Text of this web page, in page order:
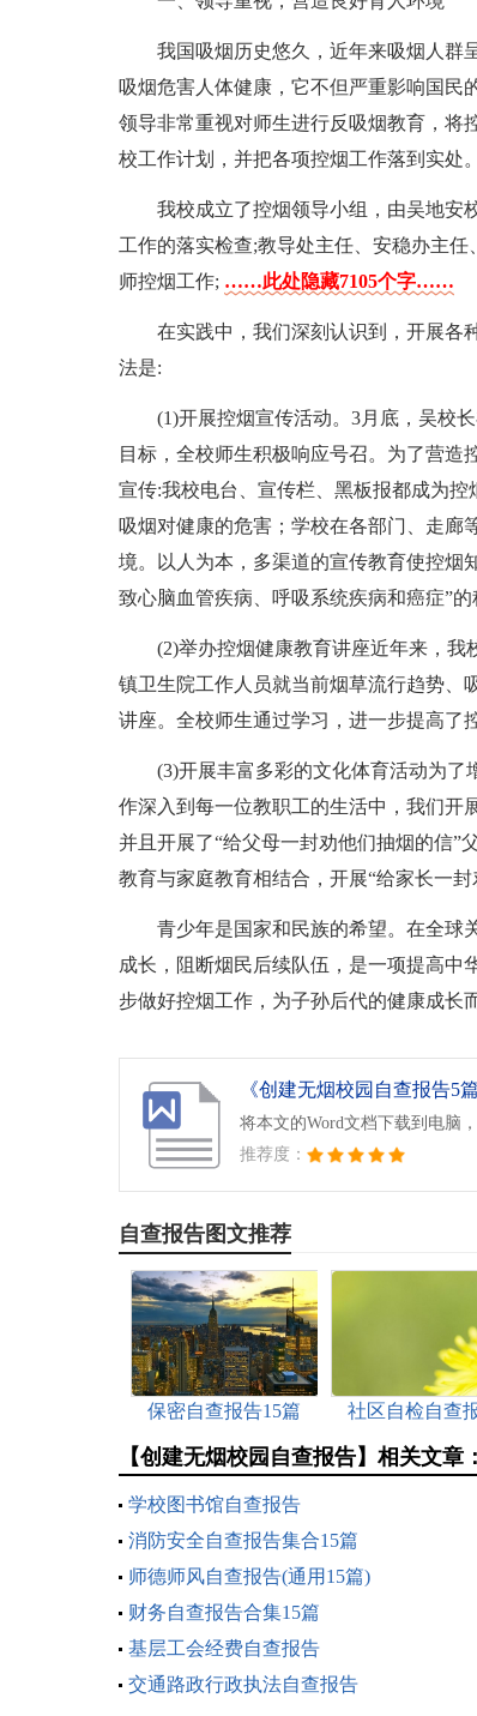
我国吸烟历史悠久，近年来吸烟人群
吸烟危害人体健康，它不但严重影响国民
领导非常重视对师生进行反吸烟教育，将
校工作计划，并把各项控烟工作落到实处。
我校成立了控烟领导小组，由吴地安
工作的落实检查;教导处主任、安稳办主
师控烟工作; ……此处隐藏7105个字……
在实践中，我们深刻认识到，开展各
法是:
(1)开展控烟宣传活动。3月底，吴校
目标，全校师生积极响应号召。为了营
宣传:我校电台、宣传栏、黑板报都成为
吸烟对健康的危害；学校在各部门、走廊
境。以人为本，多渠道的宣传教育使控烟
致心脑血管疾病、呼吸系统疾病和癌症”
(2)举办控烟健康教育讲座近年来，
镇卫生院工作人员就当前烟草流行趋势、
讲座。全校师生通过学习，进一步提高了
(3)开展丰富多彩的文化体育活动为
作深入到每一位教职工的生活中，我们开
并且开展了“给父母一封劝他们抽烟的信”
教育与家庭教育相结合，开展“给家长一封
青少年是国家和民族的希望。在全球
成长，阻断烟民后续队伍，是一项提高中
步做好控烟工作，为子孙后代的健康成长
《创建无烟校园自查报告5篇
将本文的Word文档下载到电脑
推荐度：
自查报告图文推荐
保密自查报告15篇 社区自检自查
【创建无烟校园自查报告】相关文章：
学校图书馆自查报告
消防安全自查报告集合15篇
师德师风自查报告(通用15篇)
财务自查报告合集15篇
基层工会经费自查报告
交通路政行政执法自查报告